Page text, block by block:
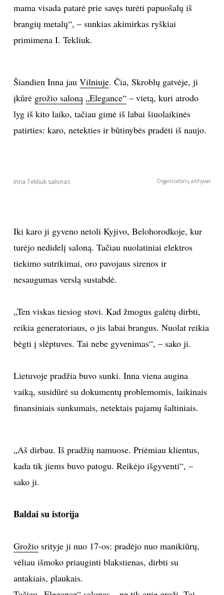
RECEPTAI
NELAIMĖS
KONTAKTAI
PRIVATUMO POLITIKA
NAUJIENLAIŠKĮ
Prenumeruodami portalą,
taisyklėmis
mama visada patarė prie savęs turėti papuošalų iš
brangių metalų“, – sunkias akimirkas ryškiai
primimena I. Tekliuk.
Šiandien Inna jau Vilniuje. Čia, Skroblų gatvėje, ji
įkūrė grožio saloną „Elegance“– vietą, kuri atrodo
lyg iš kito laiko, tačiau gimė iš labai šiuolaikinės
patirties: karo, netekties ir būtinybės pradėti iš naujo.
Inna Tekliuk salonas Organizatorių archyvas
Iki karo ji gyveno netoli Kyjivo, Belohorodkoje, kur
turėjo nedidelį saloną. Tačiau nuolatiniai elektros
tiekimo sutrikimai, oro pavojaus sirenos ir
nesaugumas verslą sustabdė.
„Ten viskas tiesiog stovi. Kad žmogus galėtų dirbti,
reikia generatoriaus, o jis labai brangus. Nuolat reikia
bėgti į slėptuves. Tai nebe gyvenimas“, – sako ji.
Lietuvoje pradžia buvo sunki. Inna viena augina
vaiką, susidūrė su dokumentų problemomis, laikinais
finansiniais sunkumais, netektais pajamų šaltiniais.
„Aš dirbau. Iš pradžių namuose. Priėmiau klientus,
kada tik jiems buvo patogu. Reikėjo išgyventi“, –
sako ji.
Baldai su istorija
Grožiosrityje ji nuo 17-os: pradėjo nuo manikiūrų,
vėliau išmoko priauginti blakstienas, dirbti su
antakiais, plaukais.